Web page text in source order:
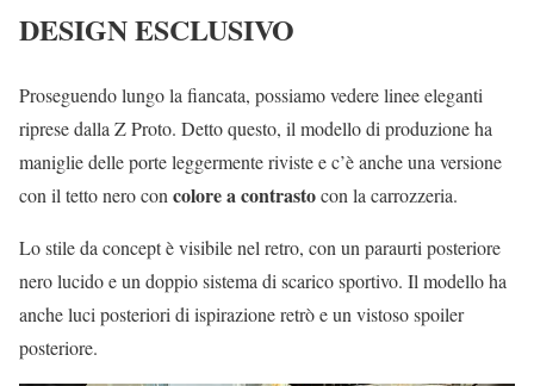
DESIGN ESCLUSIVO
Proseguendo lungo la fiancata, possiamo vedere linee eleganti
riprese dalla Z Proto. Detto questo, il modello di produzione ha
maniglie delle porte leggermente riviste e c’è anche una versione
con il tetto nero con colore a contrastocon la carrozzeria.
Lo stile da concept è visibile nel retro, con un paraurti posteriore
nero lucido e un doppio sistema di scarico sportivo. Il modello ha
anche luci posteriori di ispirazione retrò e un vistoso spoiler
posteriore.